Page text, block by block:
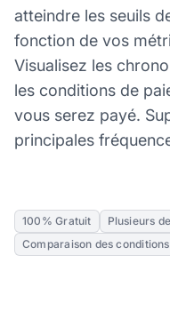
atteindre les seuils
fonction de vos
Visualisez les
les conditions de
vous serez payé.
principales
100% Gratuit
Plusieurs
Comparaison des